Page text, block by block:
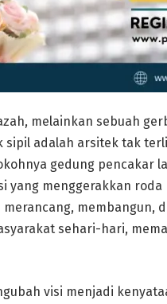
melainkan sebuah
sipil adalah arsitek tak
gedung pencakar
yang menggerakkan roda
membangun,
sehari-hari,
visi menjadi